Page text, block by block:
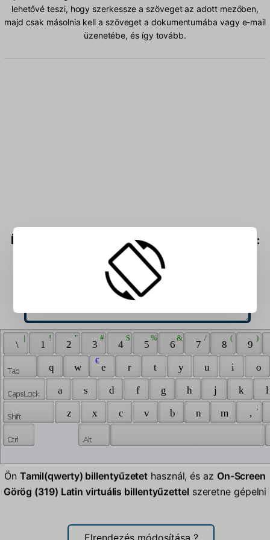
lehetővé teszi, hogy szerkessze a szöveget az adott mezőben,
majd csak másolnia kell a szöveget a dokumentumába vagy e-mail
üzenetébe, és így tovább.
Írja be a Görög (319) Latin karaktereket a mezőbe:
\
|
1
!
2
"
3
#
4
$
5
%
6
&
7
/
8
(
9
)
q w e
€
r t y u i
o
a
s d f g h j k
z
x c v b n m ,
;
Ön Tamil(qwerty) billentyűzetet használ, és az On-Screen
Görög (319) Latin virtuális billentyűzettel szeretne gépelni
Elrendezés módosítása ?